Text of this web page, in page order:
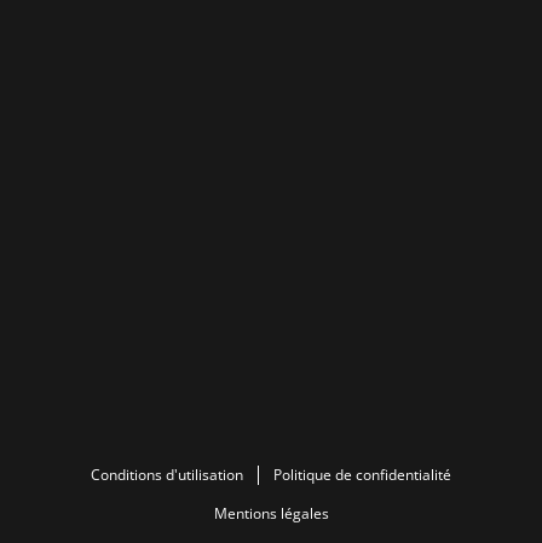
Conditions d'utilisation
Politique de confidentialité
Mentions légales